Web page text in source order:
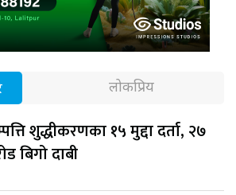
लोकप्रिय
शुद्धीकरणका १५ मुद्दा दर्ता, २७
बिगो दाबी